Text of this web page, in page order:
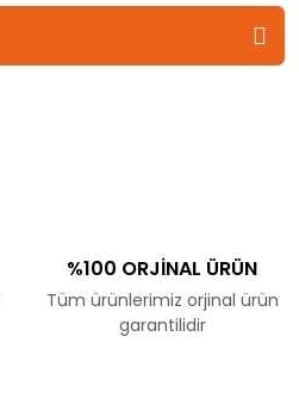
%100 ORJİNAL ÜRÜN
Tüm ürünlerimiz orjinal ürün
garantilidir